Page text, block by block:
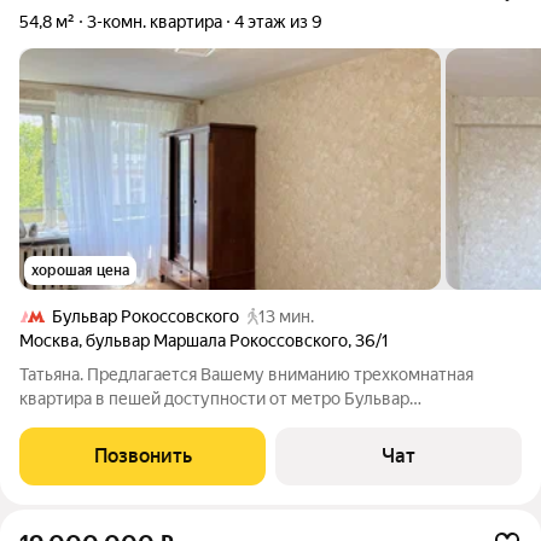
54,8 м² 3-комн. квартира 4 этаж из 9
хорошая цена
Бульвар Рокоссовского
13 мин.
Москва,бульвар Маршала Рокоссовского,36/1
Татьяна. Предлагается Вашему вниманию трехкомнатная
квартира в пешей доступности от метро Бульвар
месторасположение: тихий, утопающий в зелени, двор, много
детских площадок, рядом парк для приятных
Позвонить Чат